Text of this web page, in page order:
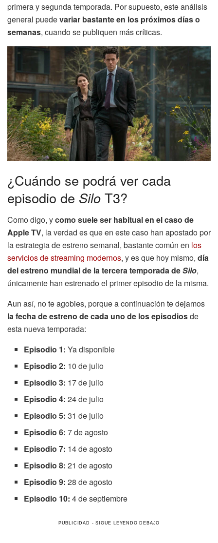
primera y segunda temporada. Por supuesto, este análisis
general puedevariar bastante en los próximos días o
semanas, cuando se publiquen más críticas.
¿Cuándo se podrá ver cada
episodio de Silo T3?
Como digo, ycomo suele ser habitual en el caso de
Apple TV, la verdad es que en este caso han apostado por
la estrategia de estreno semanal, bastante común en los
servicios de streaming modernos, y es que hoy mismo, día
del estreno mundial de la tercera temporada deSilo,
únicamente han estrenado el primer episodio de la misma.
Aun así, no te agobies, porque a continuación te dejamos
la fecha de estreno de cada uno de los episodiosde
esta nueva temporada:
Episodio 1:Ya disponible
Episodio 2: 10 de julio
Episodio 3: 17 de julio
Episodio 4:24 de julio
Episodio 5:31 de julio
Episodio 6:7 de agosto
Episodio 7: 14 de agosto
Episodio 8:21 de agosto
Episodio 9:28 de agosto
Episodio 10:4 de septiembre